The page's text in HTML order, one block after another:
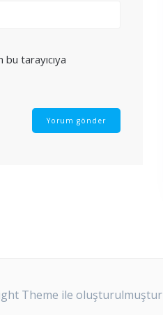
tarayıcıya
Theme ile oluşturulmuştur